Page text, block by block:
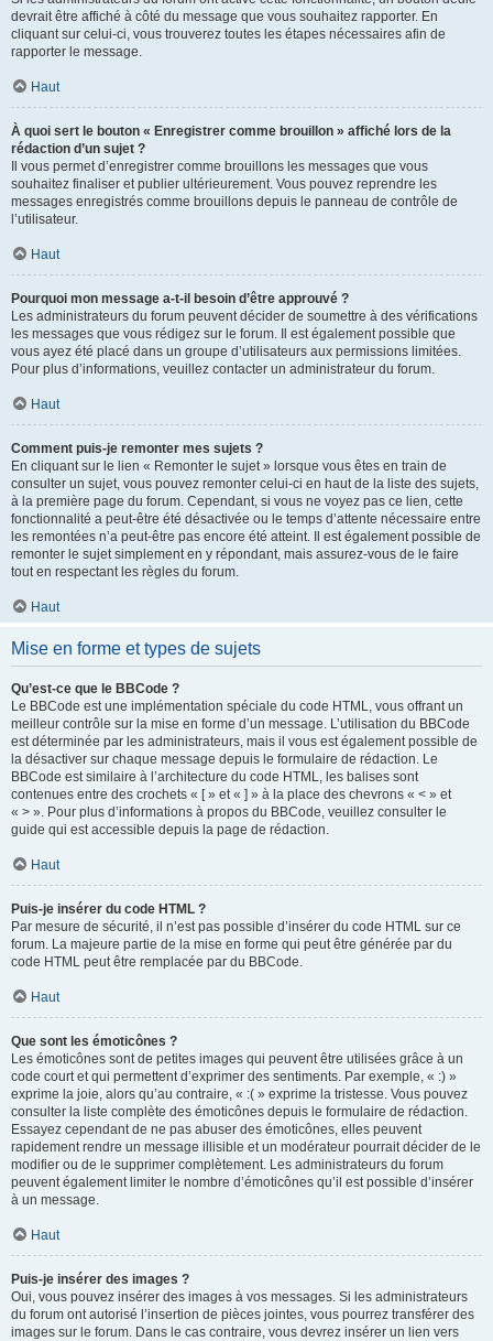
devrait être affiché à côté du message que vous souhaitez rapporter. En
cliquant sur celui-ci, vous trouverez toutes les étapes nécessaires afin de
rapporter le message.
Haut
À quoi sert le bouton « Enregistrer comme brouillon » affiché lors de la
rédaction d’un sujet ?
Il vous permet d’enregistrer comme brouillons les messages que vous
souhaitez finaliser et publier ultérieurement. Vous pouvez reprendre les
messages enregistrés comme brouillons depuis le panneau de contrôle de
l’utilisateur.
Haut
Pourquoi mon message a-t-il besoin d’être approuvé ?
Les administrateurs du forum peuvent décider de soumettre à des vérifications
les messages que vous rédigez sur le forum. Il est également possible que
vous ayez été placé dans un groupe d’utilisateurs aux permissions limitées.
Pour plus d’informations, veuillez contacter un administrateur du forum.
Haut
Comment puis-je remonter mes sujets ?
En cliquant sur le lien « Remonter le sujet » lorsque vous êtes en train de
consulter un sujet, vous pouvez remonter celui-ci en haut de la liste des sujets,
à la première page du forum. Cependant, si vous ne voyez pas ce lien, cette
fonctionnalité a peut-être été désactivée ou le temps d’attente nécessaire entre
les remontées n’a peut-être pas encore été atteint. Il est également possible de
remonter le sujet simplement en y répondant, mais assurez-vous de le faire
tout en respectant les règles du forum.
Haut
Mise en forme et types de sujets
Qu’est-ce que le BBCode ?
Le BBCode est une implémentation spéciale du code HTML, vous offrant un
meilleur contrôle sur la mise en forme d’un message. L’utilisation du BBCode
est déterminée par les administrateurs, mais il vous est également possible de
la désactiver sur chaque message depuis le formulaire de rédaction. Le
BBCode est similaire à l’architecture du code HTML, les balises sont
contenues entre des crochets « [ » et « ] » à la place des chevrons « < » et
« > ». Pour plus d’informations à propos du BBCode, veuillez consulter le
guide qui est accessible depuis la page de rédaction.
Haut
Puis-je insérer du code HTML ?
Par mesure de sécurité, il n’est pas possible d’insérer du code HTML sur ce
forum. La majeure partie de la mise en forme qui peut être générée par du
code HTML peut être remplacée par du BBCode.
Haut
Que sont les émoticônes ?
Les émoticônes sont de petites images qui peuvent être utilisées grâce à un
code court et qui permettent d’exprimer des sentiments. Par exemple, « :) »
exprime la joie, alors qu’au contraire, « :( » exprime la tristesse. Vous pouvez
consulter la liste complète des émoticônes depuis le formulaire de rédaction.
Essayez cependant de ne pas abuser des émoticônes, elles peuvent
rapidement rendre un message illisible et un modérateur pourrait décider de le
modifier ou de le supprimer complètement. Les administrateurs du forum
peuvent également limiter le nombre d’émoticônes qu’il est possible d’insérer
à un message.
Haut
Puis-je insérer des images ?
Oui, vous pouvez insérer des images à vos messages. Si les administrateurs
du forum ont autorisé l’insertion de pièces jointes, vous pourrez transférer des
images sur le forum. Dans le cas contraire, vous devrez insérer un lien vers